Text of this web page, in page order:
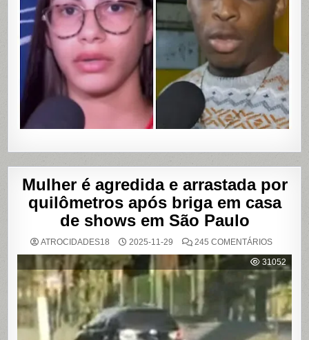
EM
DE
VÍDEOS
ÍNTIMOS
EM
BAHIA
Mulher é agredida e arrastada por
quilômetros após briga em casa
de shows em São Paulo
ATROCIDADES18 2025-11-29 245 COMENTÁRIOSEM
É
E
POR
APÓS
BRIGA
EM
CASA
31052